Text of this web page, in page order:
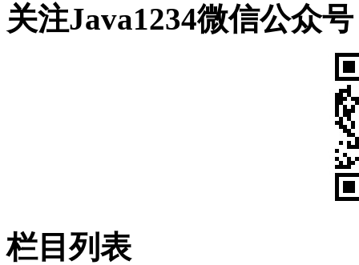
关注Java1234微信公众号
栏目列表